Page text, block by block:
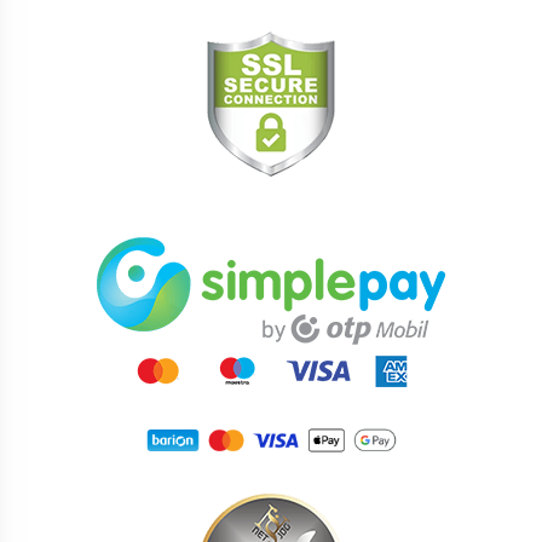
sejtekből! Ezzel a méregtelenítő hatással, illetve a
sejtmembrán védelmével antioxidáns hatása is van,
tehát a sportolóknál fokozottan terhelt sejtjeinket
nagymértékben képes védeni!
sporttevékenységhez és szellemi aktivitáshoz!
Kiszerelés:
Javasolt használat: